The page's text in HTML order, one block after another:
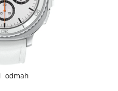
odmah